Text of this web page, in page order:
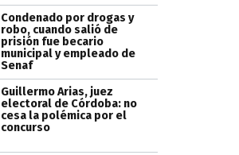
Condenado por drogas y
robo, cuando salió de
prisión fue becario
municipal y empleado de
Senaf
Guillermo Arias, juez
electoral de Córdoba: no
cesa la polémica por el
concurso